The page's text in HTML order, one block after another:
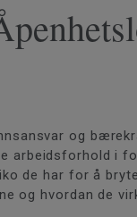
og
arbeidsforhold i
de har for å
og hvordan de